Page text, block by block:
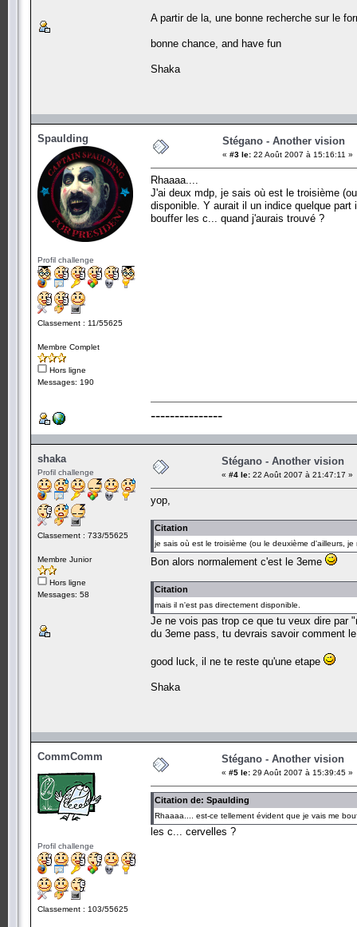
A partir de la, une bonne recherche sur le
bonne chance, and have fun
Shaka
Spaulding
Profil challenge
Classement : 11/55625
Membre Complet
Hors ligne
Messages: 190
Stégano - Another vision
« #3 le: 22 Août 2007 à 15:16:11 »
Rhaaaa....
J'ai deux mdp, je sais où est le troisième
disponible. Y aurait il un indice quelque
bouffer les c... quand j'aurais trouvé ?
---------------
shaka
Profil challenge
Classement : 733/55625
Membre Junior
Hors ligne
Messages: 58
Stégano - Another vision
« #4 le: 22 Août 2007 à 21:47:17 »
yop,
Citation
je sais où est le troisième (ou le deuxième d'ailleurs,
Bon alors normalement c'est le 3eme
Citation
mais il n'est pas directement disponible.
Je ne vois pas trop ce que tu veux dire par
du 3eme pass, tu devrais savoir comment
good luck, il ne te reste qu'une etape
Shaka
CommComm
Profil challenge
Classement : 103/55625
Stégano - Another vision
« #5 le: 29 Août 2007 à 15:39:45 »
Citation de: Spaulding
Rhaaaa.... est-ce tellement évident que je vais me
les c... cervelles ?